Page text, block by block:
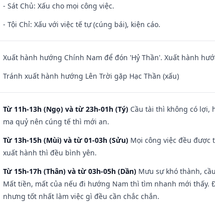
- Sát Chủ: Xấu cho mọi công việc.
- Tội Chỉ: Xấu với việc tế tự (cúng bái), kiện cáo.
Xuất hành hướng Chính Nam để đón 'Hỷ Thần'. Xuất hành
Tránh xuất hành hướng Lên Trời gặp Hạc Thần (xấu)
Từ 11h-13h (Ngọ) và từ 23h-01h (Tý) Cầu tài thì không có lợi,
ma quỷ nên cúng tế thì mới an.
Từ 13h-15h (Mùi) và từ 01-03h (Sửu) Mọi công việc đều được
xuất hành thì đều bình yên.
Từ 15h-17h (Thân) và từ 03h-05h (Dần) Mưu sự khó thành,
Mất tiền, mất của nếu đi hướng Nam thì tìm nhanh mới
nhưng tốt nhất làm việc gì đều cần chắc chắn.